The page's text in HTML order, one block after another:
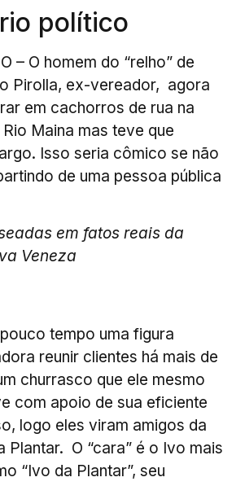
político
– O homem do “relho” de
Pirolla, ex-vereador, agora
em cachorros de rua na
Maina mas teve que
Isso seria cômico se não
de uma pessoa pública
em fatos reais da
Veneza
tempo uma figura
reunir clientes há mais de
churrasco que ele mesmo
com apoio de sua eficiente
logo eles viram amigos da
Plantar. O “cara” é o Ivo mais
“Ivo da Plantar”, seu